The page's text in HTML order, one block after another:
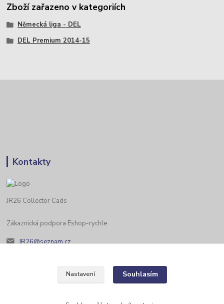
Zboží zařazeno v kategoriích
Německá liga - DEL
DEL Premium 2014-15
Kontakty
JR26 Collector Cads
Zákaznická podpora Eshop-rychle
JR26@seznam.cz
Nastavení Souhlasím